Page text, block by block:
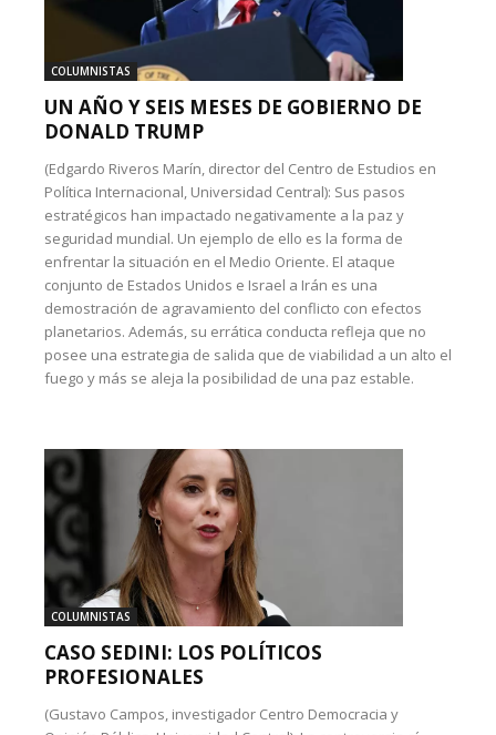
COLUMNISTAS
UN AÑO Y SEIS MESES DE GOBIERNO DE
DONALD TRUMP
(Edgardo Riveros Marín, director del Centro de Estudios en
Política Internacional, Universidad Central): Sus pasos
estratégicos han impactado negativamente a la paz y
seguridad mundial. Un ejemplo de ello es la forma de
enfrentar la situación en el Medio Oriente. El ataque
conjunto de Estados Unidos e Israel a Irán es una
demostración de agravamiento del conflicto con efectos
planetarios. Además, su errática conducta refleja que no
posee una estrategia de salida que de viabilidad a un alto el
fuego y más se aleja la posibilidad de una paz estable.
COLUMNISTAS
CASO SEDINI: LOS POLÍTICOS
PROFESIONALES
(Gustavo Campos, investigador Centro Democracia y